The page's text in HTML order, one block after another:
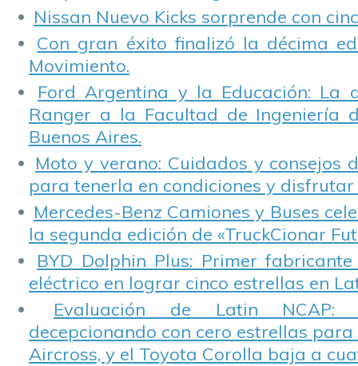
Nissan Nuevo Kicks sorprende con
Con gran éxito finalizó la décima
Movimiento.
Ford Argentina y la Educación: La
Ranger a la Facultad de Ingeniería
Buenos Aires.
Moto y verano: Cuidados y consejos
para tenerla en condiciones y disfrutar
Mercedes-Benz Camiones y Buses
la segunda edición de «TruckCionar
BYD Dolphin Plus: Primer
eléctrico en lograr cinco estrellas en
Evaluación de Latin NCAP:
decepcionando con cero estrellas para
Aircross, y el Toyota Corolla baja a